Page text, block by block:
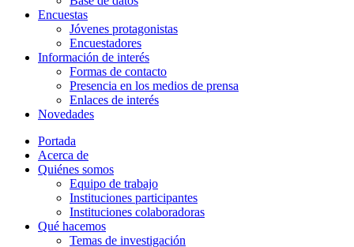
Encuestas
Jóvenes protagonistas
Encuestadores
Información de interés
Formas de contacto
Presencia en los medios de prensa
Enlaces de interés
Novedades
Portada
Acerca de
Quiénes somos
Equipo de trabajo
Instituciones participantes
Instituciones colaboradoras
Qué hacemos
Temas de investigación